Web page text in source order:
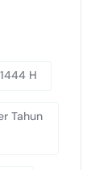
H
Tahun